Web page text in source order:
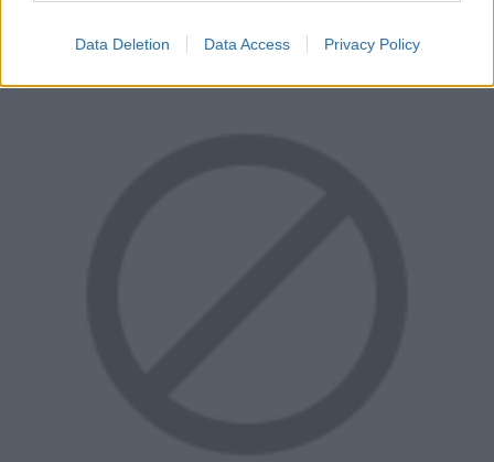
Data Deletion Data Access Privacy Policy